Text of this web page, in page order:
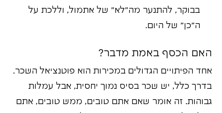
בבוקר, להתנער מה"לא" של אתמול, וללכת על
ה"כן" של היום.
האם הכסף באמת מדבר?
אחד הפיתויים הגדולים במכירות הוא פוטנציאל השכר.
בדרך כלל, יש שכר בסיס נמוך יחסית, אבל עמלות
גבוהות. זה אומר שאם אתם טובים, ממש טובים, אתם